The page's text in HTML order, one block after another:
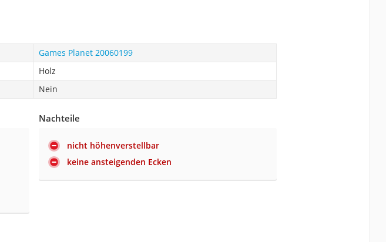
Games Planet 20060199
Holz
Nein
Nachteile
nicht höhenverstellbar
keine ansteigenden Ecken